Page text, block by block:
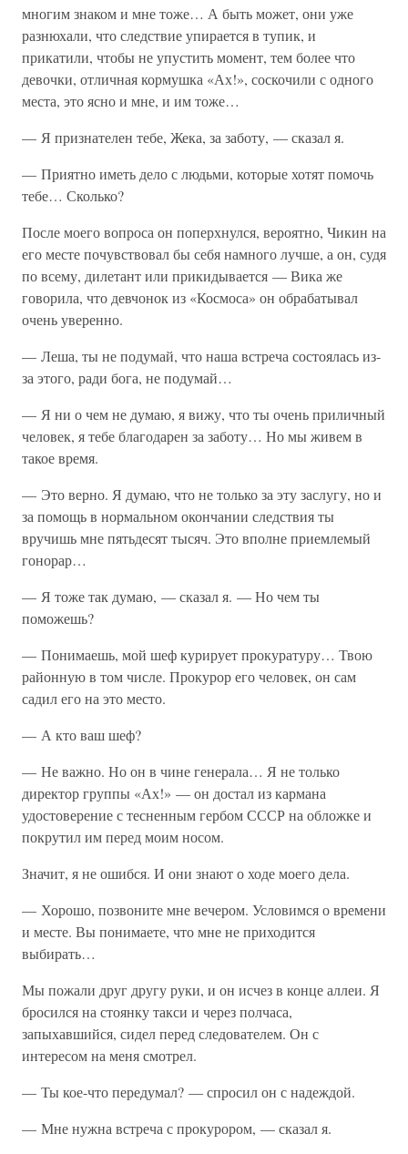
многим знаком и мне тоже… А быть может, они уже
разнюхали, что следствие упирается в тупик, и
прикатили, чтобы не упустить момент, тем более что
девочки, отличная кормушка «Ах!», соскочили с одного
места, это ясно и мне, и им тоже…
— Я признателен тебе, Жека, за заботу, — сказал я.
— Приятно иметь дело с людьми, которые хотят помочь
тебе… Сколько?
После моего вопроса он поперхнулся, вероятно, Чикин на
его месте почувствовал бы себя намного лучше, а он, судя
по всему, дилетант или прикидывается — Вика же
говорила, что девчонок из «Космоса» он обрабатывал
очень уверенно.
— Леша, ты не подумай, что наша встреча состоялась из-
за этого, ради бога, не подумай…
— Я ни о чем не думаю, я вижу, что ты очень приличный
человек, я тебе благодарен за заботу… Но мы живем в
такое время.
— Это верно. Я думаю, что не только за эту заслугу, но и
за помощь в нормальном окончании следствия ты
вручишь мне пятьдесят тысяч. Это вполне приемлемый
гонорар…
— Я тоже так думаю, — сказал я. — Но чем ты
поможешь?
— Понимаешь, мой шеф курирует прокуратуру… Твою
районную в том числе. Прокурор его человек, он сам
садил его на это место.
— А кто ваш шеф?
— Не важно. Но он в чине генерала… Я не только
директор группы «Ах!» — он достал из кармана
удостоверение с тесненным гербом СССР на обложке и
покрутил им перед моим носом.
Значит, я не ошибся. И они знают о ходе моего дела.
— Хорошо, позвоните мне вечером. Условимся о времени
и месте. Вы понимаете, что мне не приходится
выбирать…
Мы пожали друг другу руки, и он исчез в конце аллеи. Я
бросился на стоянку такси и через полчаса,
запыхавшийся, сидел перед следователем. Он с
интересом на меня смотрел.
— Ты кое-что передумал? — спросил он с надеждой.
— Мне нужна встреча с прокурором, — сказал я.